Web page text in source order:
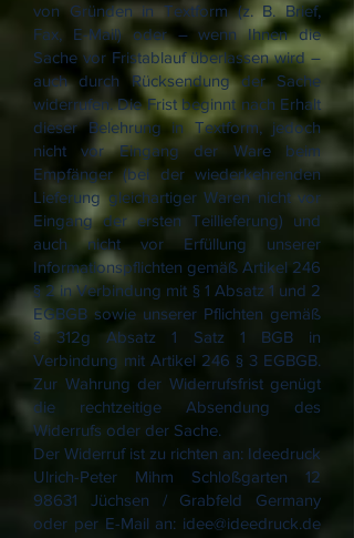
von Gründen in Textform (z. B. Brief,
Fax, E-Mail) oder – wenn Ihnen die
Sache vor Fristablauf überlassen wird –
auch durch Rücksendung der Sache
widerrufen. Die Frist beginnt nach Erhalt
dieser Belehrung in Textform, jedoch
nicht vor Eingang der Ware beim
Empfänger (bei der wiederkehrenden
Lieferung gleichartiger Waren nicht vor
Eingang der ersten Teillieferung) und
auch nicht vor Erfüllung unserer
Informationspflichten gemäß Artikel 246
§ 2 in Verbindung mit § 1 Absatz 1 und 2
EGBGB sowie unserer Pflichten gemäß
§ 312g Absatz 1 Satz 1 BGB in
Verbindung mit Artikel 246 § 3 EGBGB.
Zur Wahrung der Widerrufsfrist genügt
die rechtzeitige Absendung des
Widerrufs oder der Sache.
Der Widerruf ist zu richten an: Ideedruck
Ulrich-Peter Mihm Schloßgarten 12
98631 Jüchsen / Grabfeld Germany
oder per E-Mail an: idee@ideedruck.de